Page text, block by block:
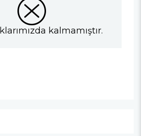
kalmamıştır.